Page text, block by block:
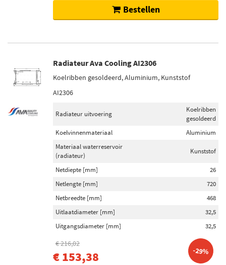
Bestellen
Radiateur Ava Cooling AI2306
Koelribben gesoldeerd, Aluminium, Kunststof
AI2306
Radiateur uitvoering
Koelribben
gesoldeerd
Koelvinnenmateriaal
Aluminium
Materiaal waterreservoir
(radiateur)
Kunststof
Netdiepte [mm]
26
Netlengte [mm]
720
Netbreedte [mm]
468
Uitlaatdiameter [mm]
32,5
Uitgangsdiameter [mm]
32,5
€ 216,02
€ 153,38 -29%